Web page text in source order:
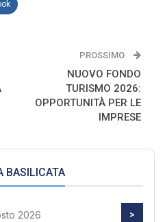
PROSSIMO
NUOVO FONDO
TURISMO 2026:
OPPORTUNITÀ PER LE
IMPRESE
BASILICATA
2026 >